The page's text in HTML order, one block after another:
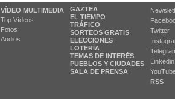
VÍDEO MULTIMEDIA
Top Vídeos
Fotos
Audios
GAZTEA
EL TIEMPO
TRÁFICO
SORTEOS GRATIS
ELECCIONES
LOTERÍA
TEMAS DE INTERÉS
PUEBLOS Y CIUDADES
SALA DE PRENSA
Twitter
Linkedin
RSS